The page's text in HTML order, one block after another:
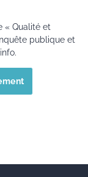
« Qualité et
publique et